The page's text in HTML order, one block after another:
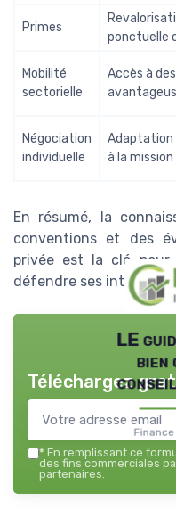
Primes
ponctuelle
Mobilité
sectorielle
Accès à
Négociation
individuelle
Adaptation
à la mission
En résumé, la
conventions et des
privée est la clé pour
défendre ses intérêts
LE
bien
Téléchargez
* En remplissant ce
des fins commerciales
partenaires.